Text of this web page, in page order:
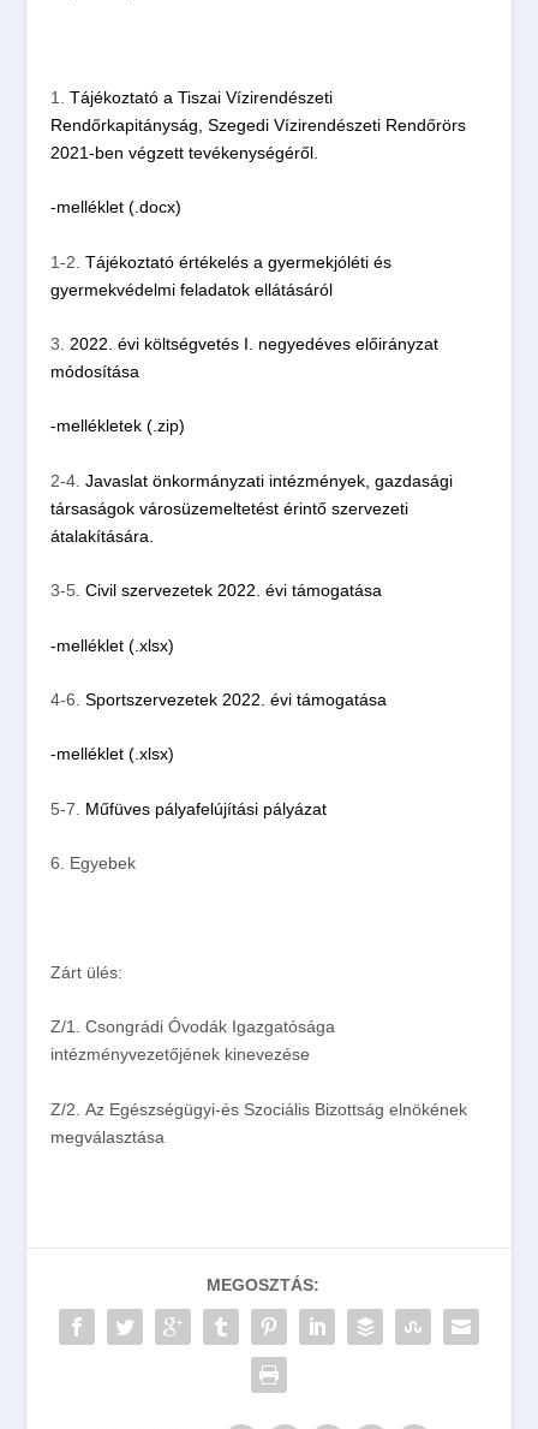
1.Tájékoztató a Tiszai Vízirendészeti
Rendőrkapitányság, Szegedi Vízirendészeti Rendőrörs
2021-ben végzett tevékenységéről.
-melléklet (.docx)
1-2. Tájékoztató értékelés a gyermekjóléti és
gyermekvédelmi feladatok ellátásáról
3.
2022. évi költségvetés I. negyedéves előirányzat
módosítása
-mellékletek (.zip)
2-4. Javaslat önkormányzati intézmények, gazdasági
társaságok városüzemeltetést érintő szervezeti
átalakítására.
3-5. Civil szervezetek 2022. évi támogatása
-melléklet (.xlsx)
4-6. Sportszervezetek 2022. évi támogatása
-melléklet (.xlsx)
5-7. Műfüves pályafelújítási pályázat
6. Egyebek
Zárt ülés:
Z/1. Csongrádi Óvodák Igazgatósága
intézményvezetőjének kinevezése
Z/2. Az Egészségügyi-és Szociális Bizottság elnökének
megválasztása
MEGOSZTÁS: